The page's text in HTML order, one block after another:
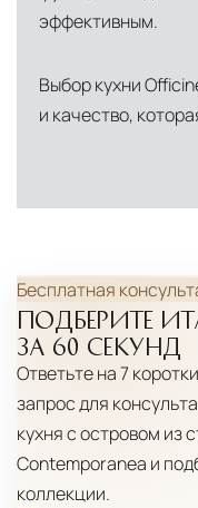
эффективным.
Выбор кухни
и качество,
Бесплатная
ПОДБЕРИТЕ
ЗА 60 СЕКУНД
Ответьте на 7
запрос для
кухня с островом из
Contemporanea и
коллекции.